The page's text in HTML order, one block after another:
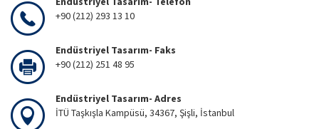
+90 (212) 293 13 10
Endüstriyel Tasarım- Faks
+90 (212) 251 48 95
Endüstriyel Tasarım- Adres
İTÜ Taşkışla Kampüsü, 34367, Şişli, İstanbul